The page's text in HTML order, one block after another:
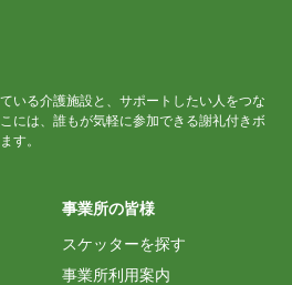
いる介護施設と、サポートしたい人をつな
には、誰もが気軽に参加できる謝礼付きボ
す。
事業所の皆様
スケッターを探す
事業所利用案内